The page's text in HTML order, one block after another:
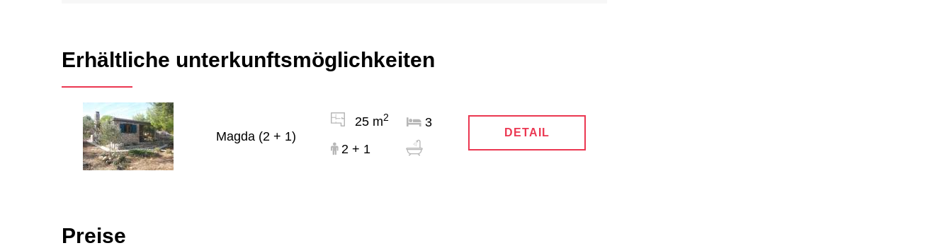
Erhältliche unterkunftsmöglichkeiten
Magda (2 + 1)
25 m2
2 + 1
3
DETAIL
Preise